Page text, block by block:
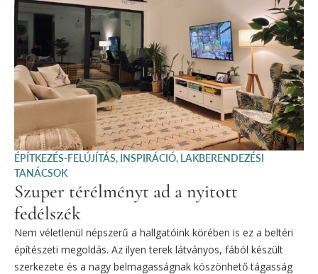
ÉPÍTKEZÉS-FELÚJÍTÁS, INSPIRÁCIÓ, LAKBERENDEZÉSI
TANÁCSOK
Szuper térélményt ad a nyitott
fedélszék
Nem véletlenül népszerű a hallgatóink körében is ez a beltéri
építészeti megoldás. Az ilyen terek látványos, fából készült
szerkezete és a nagy belmagasságnak köszönhető tágasság